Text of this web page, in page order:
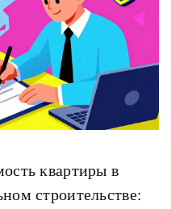
квартиры в
строительстве: